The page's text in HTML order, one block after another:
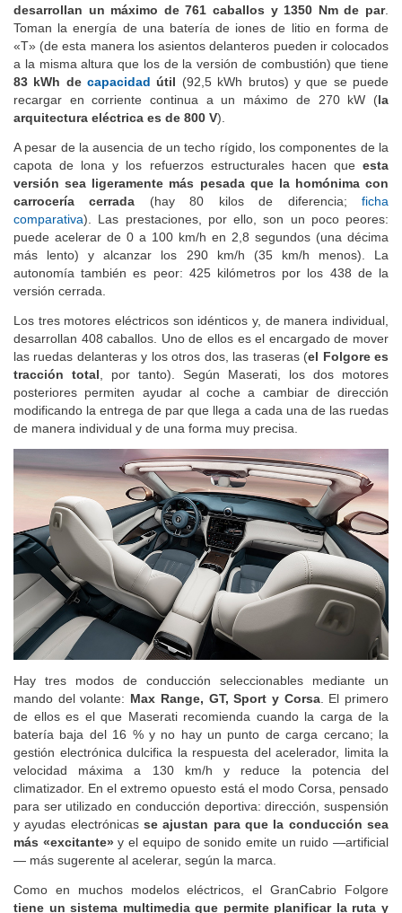
desarrollan un máximo de 761 caballos y 1350 Nm de par.
Toman la energía de una batería de iones de litio en forma de
«T» (de esta manera los asientos delanteros pueden ir colocados
a la misma altura que los de la versión de combustión) que tiene
83 kWh decapacidad útil (92,5 kWh brutos) y que se puede
recargar en corriente continua a un máximo de 270 kW (la
arquitectura eléctrica es de 800 V).
A pesar de la ausencia de un techo rígido, los componentes de la
capota de lona y los refuerzos estructurales hacen queesta
versión sea ligeramente más pesada que la homónima con
carrocería cerrada (hay 80 kilos de diferencia;ficha
comparativa). Las prestaciones, por ello, son un poco peores:
puede acelerar de 0 a 100 km/h en 2,8 segundos (una décima
más lento) y alcanzar los 290 km/h (35 km/h menos). La
autonomía también es peor: 425 kilómetros por los 438 de la
versión cerrada.
Los tres motores eléctricos son idénticos y, de manera individual,
desarrollan 408 caballos. Uno de ellos es el encargado de mover
las ruedas delanteras y los otros dos, las traseras (el Folgore es
tracción total , por tanto). Según Maserati, los dos motores
posteriores permiten ayudar al coche a cambiar de dirección
modificando la entrega de par que llega a cada una de las ruedas
de manera individual y de una forma muy precisa.
Hay tres modos de conducción seleccionables mediante un
mando del volante: Max Range, GT, Sport y Corsa. El primero
de ellos es el que Maserati recomienda cuando la carga de la
batería baja del 16 % y no hay un punto de carga cercano; la
gestión electrónica dulcifica la respuesta del acelerador, limita la
velocidad máxima a 130 km/h y reduce la potencia del
climatizador. En el extremo opuesto está el modo Corsa, pensado
para ser utilizado en conducción deportiva: dirección, suspensión
y ayudas electrónicas se ajustan para que la conducción sea
más «excitante»y el equipo de sonido emite un ruido —artificial
— más sugerente al acelerar, según la marca.
Como en muchos modelos eléctricos, el GranCabrio Folgore
tiene un sistema multimedia que permite planificar la ruta y